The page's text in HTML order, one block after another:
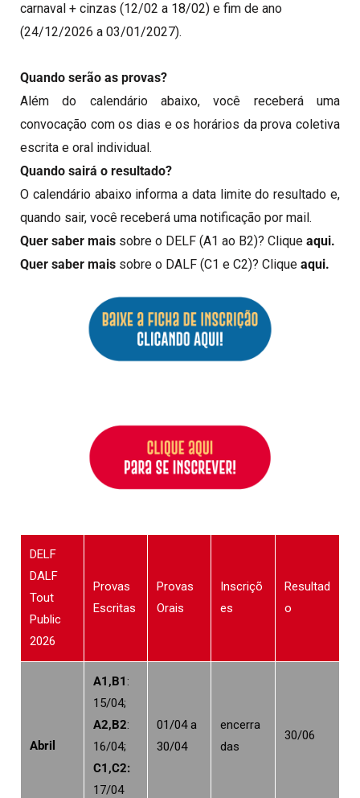
carnaval + cinzas (12/02 a 18/02) e fim de ano
(24/12/2026 a 03/01/2027).
Quando serão as provas?
Além do calendário abaixo, você receberá uma
convocação com os dias e os horários da prova coletiva
escrita e oral individual.
Quando sairá o resultado?
O calendário abaixo informa a data limite do resultado e,
quando sair, você receberá uma notificação por mail.
Quer saber mais sobre o DELF (A1 ao B2)? Clique aqui.
Quer saber mais sobre o DALF (C1 e C2)? Clique aqui.
DELF
DALF
Tout
Public
2026
Provas
Escritas
Provas
Orais
Inscriçõ
es
Resultad
o
Abril
A1,B1 :
15/04;
A2,B2:
16/04;
C1,C2:
17/04
01/04 a
30/04
encerra
das
30/06